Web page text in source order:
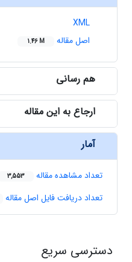
XML
اصل مقاله
1.46 M
هم رسانی
ارجاع به این مقاله
آمار
تعداد مشاهده مقاله 3,553
تعداد دریافت فایل اصل مقاله
دسترسی سریع